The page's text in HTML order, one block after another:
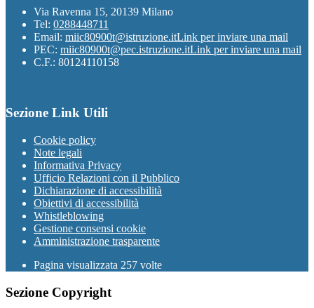
Via Ravenna 15, 20139 Milano
Tel: 0288448711
Email: miic80900t@istruzione.itLink per inviare una mail
PEC: miic80900t@pec.istruzione.itLink per inviare una mail
C.F.: 80124110158
Sezione Link Utili
Cookie policy
Note legali
Informativa Privacy
Ufficio Relazioni con il Pubblico
Dichiarazione di accessibilità
Obiettivi di accessibilità
Whistleblowing
Gestione consensi cookie
Amministrazione trasparente
Pagina visualizzata 257 volte
Sezione Copyright